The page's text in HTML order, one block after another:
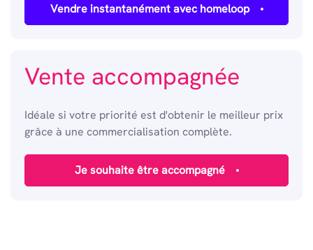
Vendre instantanément avec homeloop
Vente accompagnée
Idéale si votre priorité est d'obtenir le meilleur prix
grâce à une commercialisation complète.
Je souhaite être accompagné